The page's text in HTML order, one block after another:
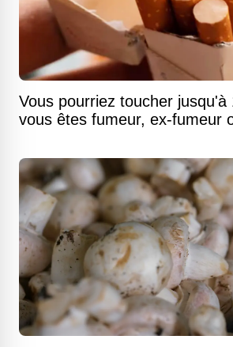
Vous pourriez toucher jusqu'à
vous êtes fumeur, ex-fumeur